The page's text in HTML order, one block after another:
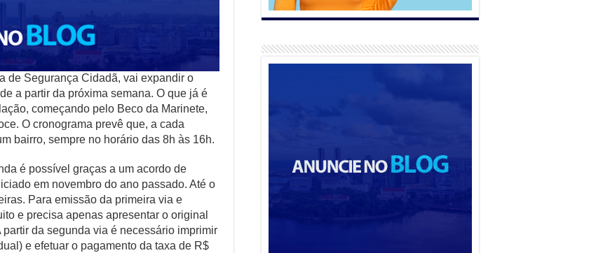
de Segurança Cidadã, vai expandir o
a partir da próxima semana. O que já é
começando pelo Beco da Marinete,
O cronograma prevê que, a cada
bairro, sempre no horário das 8h às 16h.
é possível graças a um acordo de
em novembro do ano passado. Até o
Para emissão da primeira via e
e precisa apenas apresentar o original
da segunda via é necessário imprimir
e efetuar o pagamento da taxa de R$